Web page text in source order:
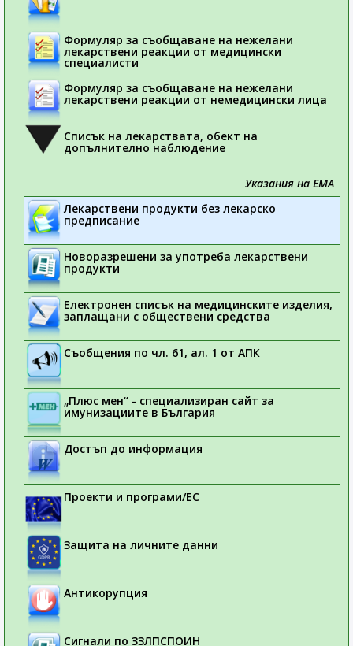
Формуляр за съобщаване на нежелани
лекарствени реакции от медицински
специалисти
Формуляр за съобщаване на нежелани
лекарствени реакции от немедицински лица
Списък на лекарствата, обект на
допълнително наблюдение
Указания на ЕМА
Лекарствени продукти без лекарско
предписание
Новоразрешени за употреба лекарствени
продукти
Електронен списък на медицинските изделия,
заплащани с обществени средства
Съобщения по чл. 61, ал. 1 от АПК
„Плюс мен“ - специализиран сайт за
имунизациите в България
Достъп до информация
Проекти и програми/ЕС
Защита на личните данни
Антикорупция
Сигнали по ЗЗЛПСПОИН